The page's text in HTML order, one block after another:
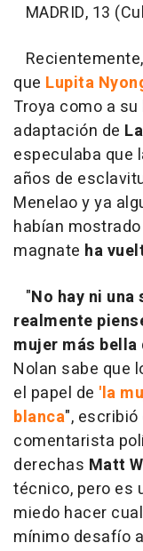
MADRID, 13
Recientemente,
que Lupita
Troya como a
adaptación de
especulaba que
años de
Menelao y ya
habían
magnate ha
"No hay ni
realmente
mujer más bella
Nolan sabe que
el papel de 'la
blanca",
comentarista
derechas Matt
técnico, pero es
miedo hacer
mínimo desafío